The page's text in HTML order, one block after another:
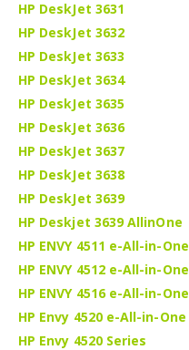
HP DeskJet 3631
HP DeskJet 3632
HP DeskJet 3633
HP DeskJet 3634
HP DeskJet 3635
HP DeskJet 3636
HP DeskJet 3637
HP DeskJet 3638
HP DeskJet 3639
HP Deskjet 3639 AllinOne
HP ENVY 4511 e-All-in-One
HP ENVY 4512 e-All-in-One
HP ENVY 4516 e-All-in-One
HP Envy 4520 e-All-in-One
HP Envy 4520 Series